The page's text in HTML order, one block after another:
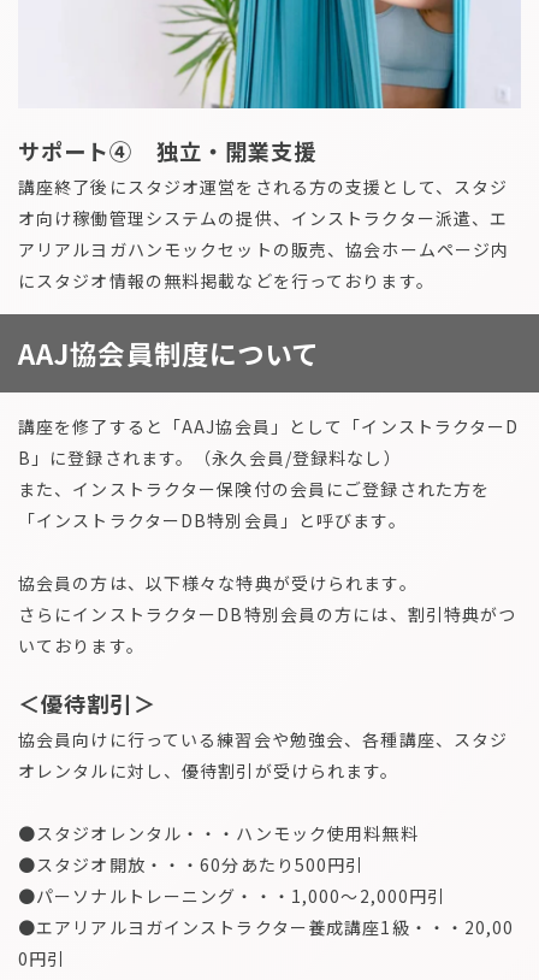
サポート④ 独立・開業支援
講座終了後にスタジオ運営をされる方の支援として、スタジ
オ向け稼働管理システムの提供、インストラクター派遣、エ
アリアルヨガハンモックセットの販売、協会ホームページ内
にスタジオ情報の無料掲載などを行っております。
AAJ協会員制度について
講座を修了すると「AAJ協会員」として「インストラクターD
B」に登録されます。（永久会員/登録料なし）
また、インストラクター保険付の会員にご登録された方を
「インストラクターDB特別会員」と呼びます。
協会員の方は、以下様々な特典が受けられます。
さらにインストラクターDB特別会員の方には、割引特典がつ
いております。
＜優待割引＞
協会員向けに行っている練習会や勉強会、各種講座、スタジ
オレンタルに対し、優待割引が受けられます。
●スタジオレンタル・・・ハンモック使用料無料
●スタジオ開放・・・60分あたり500円引
●パーソナルトレーニング・・・1,000～2,000円引
●エアリアルヨガインストラクター養成講座1級・・・20,00
0円引